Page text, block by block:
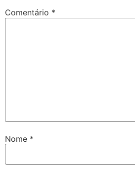
Comentário *
Nome *